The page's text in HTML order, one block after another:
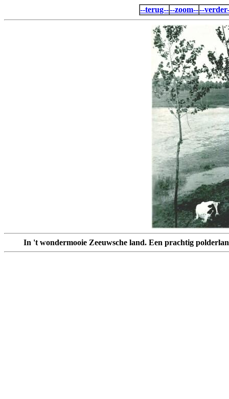
--terug----zoom----
In 't wondermooie Zeeuwsche land. Een prachtig